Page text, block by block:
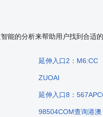
能的分析来帮助用户找到合
延伸入口2：M6:CC
ZUOAI
延伸入口8：
98504COM查询港澳